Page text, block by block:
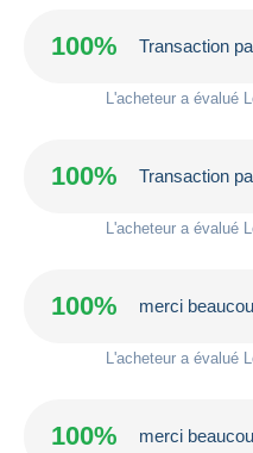
100% Transaction
L'acheteur a évalué
100% Transaction
L'acheteur a évalué
100% merci
L'acheteur a évalué
100% merci